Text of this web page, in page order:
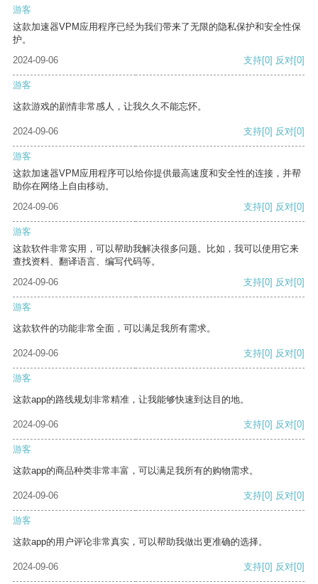
游客
这款加速器VPM应用程序已经为我们带来了无限的隐私保护和安全性保
护。
2024-09-06
支持[0] 反对[0]
游客
这款游戏的剧情非常感人，让我久久不能忘怀。
2024-09-06 支持[0] 反对[0]
游客
这款加速器VPM应用程序可以给你提供最高速度和安全性的连接，并帮
助你在网络上自由移动。
2024-09-06
支持[0] 反对[0]
游客
这款软件非常实用，可以帮助我解决很多问题。比如，我可以使用它来
查找资料、翻译语言、编写代码等。
2024-09-06
支持[0] 反对[0]
游客
这款软件的功能非常全面，可以满足我所有需求。
2024-09-06 支持[0] 反对[0]
游客
这款app的路线规划非常精准，让我能够快速到达目的地。
2024-09-06 支持[0] 反对[0]
游客
这款app的商品种类非常丰富，可以满足我所有的购物需求。
2024-09-06 支持[0] 反对[0]
游客
这款app的用户评论非常真实，可以帮助我做出更准确的选择。
2024-09-06 支持[0] 反对[0]